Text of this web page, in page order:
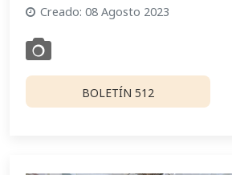
Creado: 08 Agosto 2023
BOLETÍN 512